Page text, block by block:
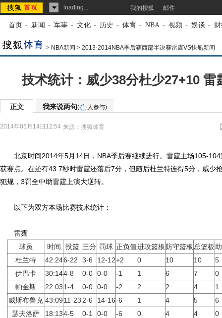
loading... 我的搜狐 邮件
首页 - 新闻 - 军事 - 文化 - 历史 - 体育 - NBA - 视频 - 娱谈 -
> NBA新闻 > 2013-2014NBA季后赛西部半决赛雷霆VS快船新闻
技术统计：威少38分杜少27+10 雷
正文 我来说两句( 人参与)
2014年05月14日12:54 来源： 搜狐体育
北京时间2014年5月14日， NBA季后赛继续进行。雷霆主场105-
获赛点。在还有43.7秒时雷霆还落后7分，但随后杜兰特连得5分，威少
犯规，3罚全中助雷霆上演大逆转。
以下为双方本场比赛技术统计：
雷霆
球员
时间 投篮 三分 罚球 正负值进攻篮板 防守篮板 总篮板
杜兰特
42:246-22 3-6 12-12+2 0 10 10
5
伊巴卡
30:144-8 0-0 0-0 -1 1 6 7
0
帕金斯
22:031-4 0-0 0-0 -2 2 2 4
1
威斯布鲁克 43:0911-23 2-6 14-16-6 1 4 5
6
瑟夫洛萨
18:134-5 0-1 0-0 -6 0 4 4
0